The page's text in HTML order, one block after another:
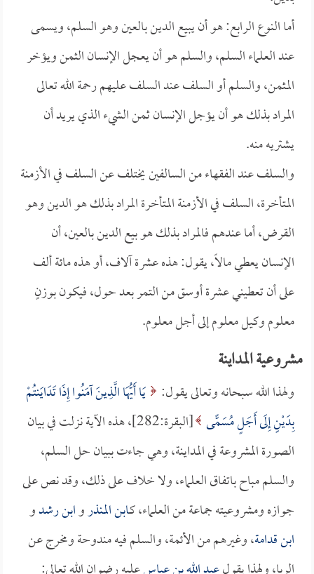
أما النوع الرابع: هو أن يبيع الدين بالعين وهو السلم، ويسمى
عند العلماء السلم، والسلم هو أن يعجل الإنسان الثمن ويؤخر
المثمن، والسلم أو السلف عند السلف عليهم رحمة الله تعالى
المراد بذلك هو أن يؤجل الإنسان ثمن الشيء الذي يريد أن
يشتريه منه.
والسلف عند الفقهاء من السالفين يختلف عن السلف في الأزمنة
المتأخرة، السلف في الأزمنة المتأخرة المراد بذلك هو الدين وهو
القرض، أما عندهم فالمراد بذلك هو بيع الدين بالعين، أن
الإنسان يعطي مالاً، يقول: هذه عشرة آلاف، أو هذه مائة ألف
على أن تعطيني عشرة أوسق من التمر بعد حول، فيكون بوزنٍ
معلوم وكيل معلوم إلى أجل معلوم.
مشروعية المداينة
ولهذا الله سبحانه وتعالى يقول: يَا أَيُّهَا الَّذِينَ آمَنُوا إِذَا تَدَايَنتُمْ
بِدَيْنٍ إِلَى أَجَلٍ مُسَمًّى
[البقرة:282]، هذه الآية نزلت في بيان
الصورة المشروعة في المداينة، وهي جاءت ببيان حل السلم،
والسلم مباح باتفاق العلماء، ولا خلاف على ذلك، وقد نص على
جوازه ومشروعيته جماعة من العلماء، كـابن المنذروابن رشدو
ابن قدامة، وغيرهم من الأئمة، والسلم فيه مندوحة ومخرج عن